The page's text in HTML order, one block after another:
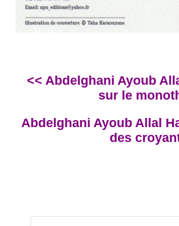
<< Abdelghani Ayoub
sur le
Abdelghani Ayoub Allal
des